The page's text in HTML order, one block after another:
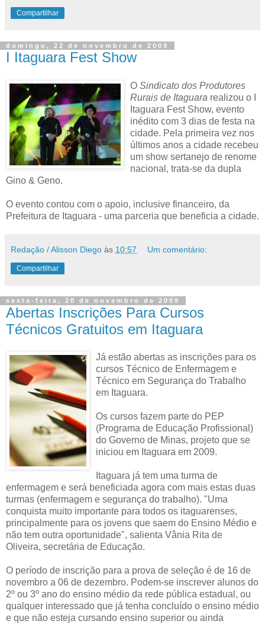
Compartilhar
domingo, 22 de novembro de 2009
I Itaguara Fest Show
O Sindicato dos Produtores
Rurais de Itaguara realizou o I
Itaguara Fest Show, evento
inédito com 3 dias de festa na
cidade. Pela primeira vez nos
últimos anos a cidade recebeu
um show sertanejo de renome
nacional, trata-se da dupla
Gino & Geno.
O evento contou com o apoio, inclusive financeiro, da
Prefeitura de Itaguara - uma parceria que beneficia a cidade.
Redação / Alisson Diego às 10:57 Um comentário:
Compartilhar
sexta-feira, 20 de novembro de 2009
Abertas Inscrições Para Cursos
Técnicos Gratuitos em Itaguara
Já estão abertas as inscrições para os
cursos Técnico de Enfermagem e
Técnico em Segurança do Trabalho
em Itaguara.
Os cursos fazem parte do PEP
(Programa de Educação Profissional)
do Governo de Minas, projeto que se
iniciou em Itaguara em 2009.
Itaguara já tem uma turma de
enfermagem e será beneficiada agora com mais estas duas
turmas (enfermagem e segurança do trabalho). "Uma
conquista muito importante para todos os itaguarenses,
principalmente para os jovens que saem do Ensino Médio e
não tem outra oportunidade", salienta Vânia Rita de
Oliveira, secretária de Educação.
O período de inscrição para a prova de seleção é de 16 de
novembro a 06 de dezembro. Podem-se inscrever alunos do
2º ou 3º ano do ensino médio da rede pública estadual, ou
qualquer interessado que já tenha concluído o ensino médio
e que não esteja cursando ensino superior ou ainda